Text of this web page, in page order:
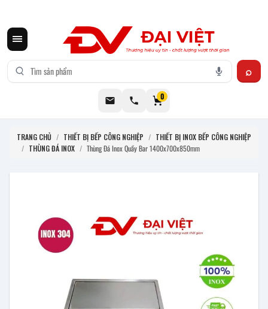
0
TRANG CHỦ / THIẾT BỊ BẾP CÔNG NGHIỆP / THIẾT BỊ INOX BẾP CÔNG NGHIỆP
/ THÙNG ĐÁ INOX / Thùng Đá Inox Quầy Bar 1400x700x850mm